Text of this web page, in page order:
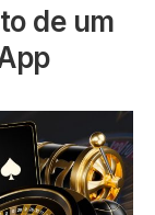
de um